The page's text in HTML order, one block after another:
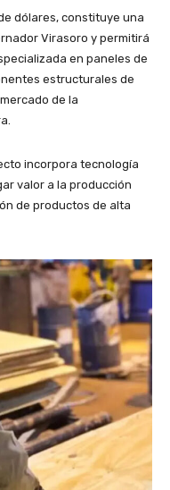
dólares, constituye una
Virasoro y permitirá
en paneles de
estructurales de
de la
incorpora tecnología
valor a la producción
de productos de alta